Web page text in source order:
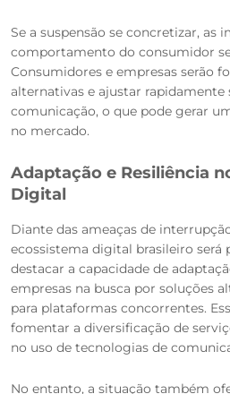
Se a suspensão se concretizar, as
comportamento do consumidor
Consumidores e empresas serão
alternativas e ajustar rapidamente
comunicação, o que pode gerar
no mercado.
Adaptação e Resiliência
Digital
Diante das ameaças de
ecossistema digital brasileiro será
destacar a capacidade de
empresas na busca por soluções
para plataformas concorrentes.
fomentar a diversificação de
no uso de tecnologias de
No entanto, a situação também